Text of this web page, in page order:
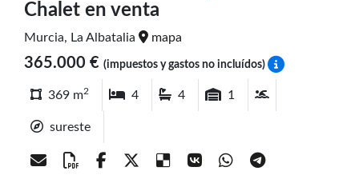
Chalet en venta
Murcia, La Albatalia mapa
365.000 € (impuestos y gastos no incluídos)
369 m2 4 4 1
sureste